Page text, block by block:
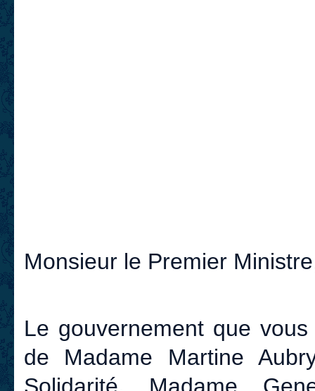
Monsieur le Premier
Le gouvernement que
de Madame Martine